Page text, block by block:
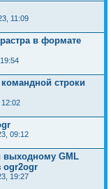
11:09
в формате
строки
09:12
выходному GML
ogr2ogr
19:27